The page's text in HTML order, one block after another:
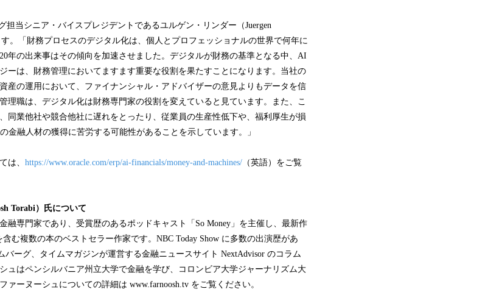
担当シニア・バイスプレジデントであるユルゲン・リンダー（Juergen
。「財務プロセスのデジタル化は、個人とプロフェッショナルの世界で何年に
年の出来事はその傾向を加速させました。デジタルが財務の基準となる中、AI
ーは、財務管理においてますます重要な役割を果たすことになります。当社の
産の運用において、ファイナンシャル・アドバイザーの意見よりもデータを信
理職は、デジタル化は財務専門家の役割を変えていると見ています。また、こ
同業他社や競合他社に遅れをとったり、従業員の生産性低下や、福利厚生が損
金融人材の獲得に苦労する可能性があることを示しています。」
は、 https://www.oracle.com/erp/ai-financials/money-and-machines/ （英語）をご覧
Torabi）氏について
融専門家であり、受賞歴のあるポッドキャスト「So Money」を主催し、最新作
含む複数の本のベストセラー作家です。NBC Today Show に多数の出演歴があ
バーグ、タイムマガジンが運営する金融ニュースサイト NextAdvisor のコラム
ュはペンシルバニア州立大学で金融を学び、コロンビア大学ジャーナリズム大
ァーヌーシュについての詳細は www.farnoosh.tv をご覧ください。